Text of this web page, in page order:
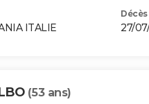
ITALIE
Décès
27/
(53 ans)